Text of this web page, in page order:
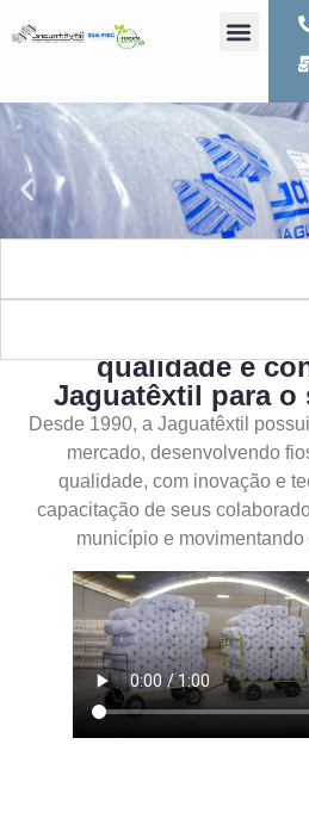
qualidade e
Jaguatêxtil para o
Desde 1990, a Jaguatêxtil
mercado, desenvolvendo
qualidade, com inovação e
capacitação de seus
município e